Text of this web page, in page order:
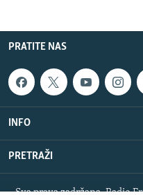
PRATITE NAS
INFO
PRETRAŽI
Sva prava zadržana. Radio